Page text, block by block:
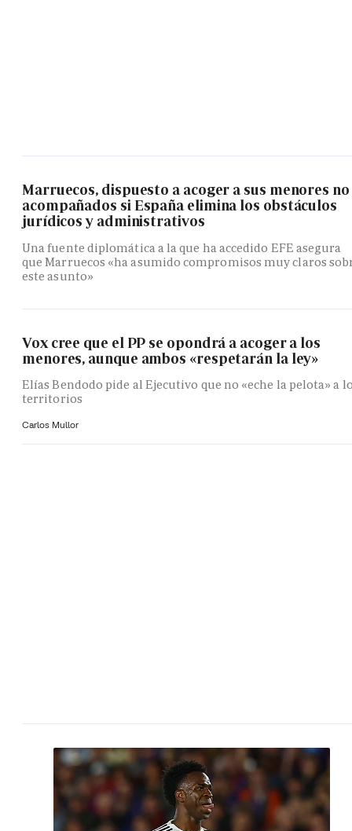
Marruecos, dispuesto a acoger a sus menores no
acompañados si España elimina los obstáculos
jurídicos y administrativos
Una fuente diplomática a la que ha accedido EFE asegura
que Marruecos «ha asumido compromisos muy claros
este asunto»
Vox cree que el PP se opondrá a acoger a los
menores, aunque ambos «respetarán la ley»
Elías Bendodo pide al Ejecutivo que no «eche la pelota» a
territorios
Carlos Mullor